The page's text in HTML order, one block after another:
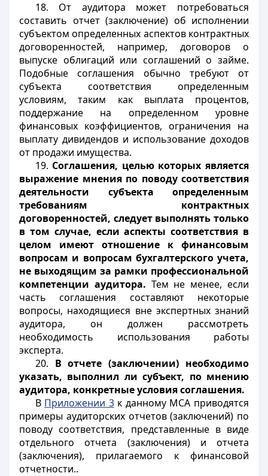
18. От аудитора может потребоваться
составить отчет (заключение) об исполнении
субъектом определенных аспектов контрактных
договоренностей, например, договоров о
выпуске облигаций или соглашений о займе.
Подобные соглашения обычно требуют от
субъекта соответствия определенным
условиям, таким как выплата процентов,
поддержание на определенном уровне
финансовых коэффициентов, ограничения на
выплату дивидендов и использование доходов
от продажи имущества.
19. Соглашения, целью которых является
выражение мнения по поводу соответствия
деятельности субъекта определенным
требованиям контрактных
договоренностей, следует выполнять только
в том случае, если аспекты соответствия в
целом имеют отношение к финансовым
вопросам и вопросам бухгалтерского учета,
не выходящим за рамки профессиональной
компетенции аудитора. Тем не менее, если
часть соглашения составляют некоторые
вопросы, находящиеся вне экспертных знаний
аудитора, он должен рассмотреть
необходимость использования работы
эксперта.
20. В отчете (заключении) необходимо
указать, выполнил ли субъект, по мнению
аудитора, конкретные условия соглашения.
В Приложении 3к данному МСА приводятся
примеры аудиторских отчетов (заключений) по
поводу соответствия, представленные в виде
отдельного отчета (заключения) и отчета
(заключения), прилагаемого к финансовой
отчетности..